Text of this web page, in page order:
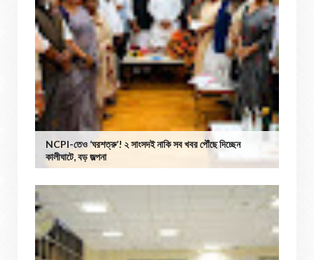
NCPI-তেও ‘ঘরশত্রু’! ২ সাংসদই নাকি সব খবর পৌঁছে দিচ্ছেন
কালীঘাটে, বড় জল্পনা